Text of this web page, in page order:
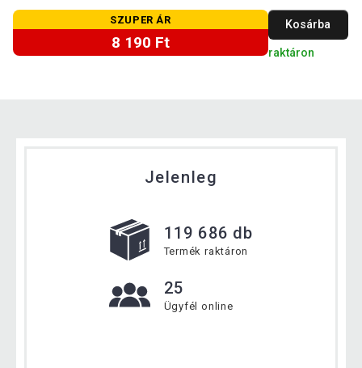
SZUPER ÁR
8 190 Ft
Kosárba
raktáron
Jelenleg
119 686 db
Termék raktáron
25
Ügyfél online